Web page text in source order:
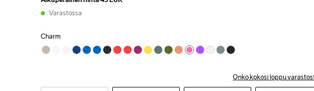
Varastossa
Charm
Onko kokosi loppu